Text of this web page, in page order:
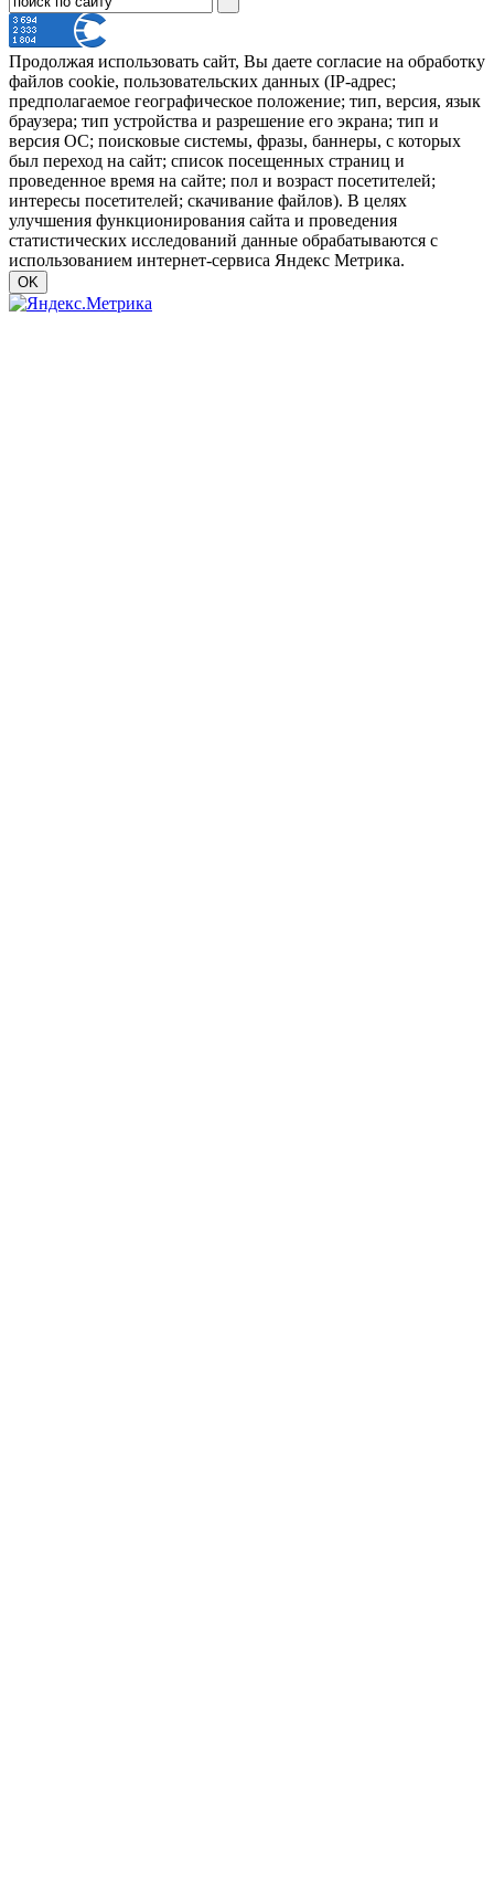
Продолжая использовать сайт, Вы даете согласие на обработку
файлов cookie, пользовательских данных (IP-адрес;
предполагаемое географическое положение; тип, версия, язык
браузера; тип устройства и разрешение его экрана; тип и
версия ОС; поисковые системы, фразы, баннеры, с которых
был переход на сайт; список посещенных страниц и
проведенное время на сайте; пол и возраст посетителей;
интересы посетителей; скачивание файлов). В целях
улучшения функционирования сайта и проведения
статистических исследований данные обрабатываются с
использованием интернет-сервиса Яндекс Метрика.
OK